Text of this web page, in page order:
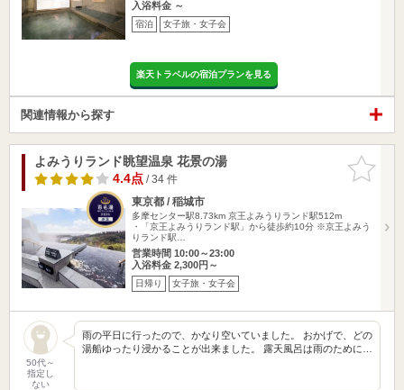
入浴料金 ～
宿泊 女子旅・女子会
楽天トラベルの宿泊プランを見る
関連情報から探す
お気に入
りに追加
よみうりランド眺望温泉 花景の湯
4.4点/ 34 件
東京都 / 稲城市
多摩センター駅8.73km 京王よみうりランド駅512m
・「京王よみうりランド駅」から徒歩約10分 ※京王よみう
りランド駅…
営業時間 10:00～23:00
入浴料金 2,300円～
日帰り 女子旅・女子会
50代～
指定し
ない
雨の平日に行ったので、かなり空いていました。 おかげで、どの
湯船ゆったり浸かることが出来ました。 露天風呂は雨のために…